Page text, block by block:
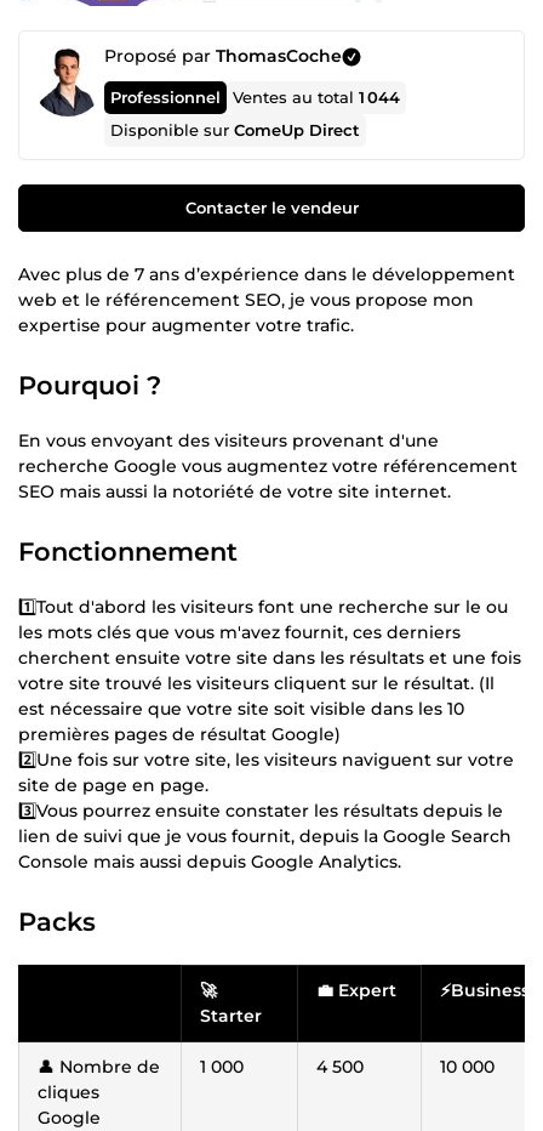
Proposé par ThomasCoche
Professionnel Ventes au total1 044
Disponible surComeUp Direct
Contacter le vendeur
Avec plus de 7 ans d’expérience dans le développement
web et le référencement SEO, je vous propose mon
expertise pour augmenter votre trafic.
Pourquoi ?
En vous envoyant des visiteurs provenant d'une
recherche Google vous augmentez votre référencement
SEO mais aussi la notoriété de votre site internet.
Fonctionnement
1️⃣Tout d'abord les visiteurs font une recherche sur le ou
les mots clés que vous m'avez fournit, ces derniers
cherchent ensuite votre site dans les résultats et une fois
votre site trouvé les visiteurs cliquent sur le résultat. (Il
est nécessaire que votre site soit visible dans les 10
premières pages de résultat Google)
2️⃣Une fois sur votre site, les visiteurs naviguent sur votre
site de page en page.
3️⃣Vous pourrez ensuite constater les résultats depuis le
lien de suivi que je vous fournit, depuis la Google Search
Console mais aussi depuis Google Analytics.
Packs
🚀
Starter
💼 Expert ⚡Business
👤 Nombre de
cliques
Google
1 000 4 500 10 000